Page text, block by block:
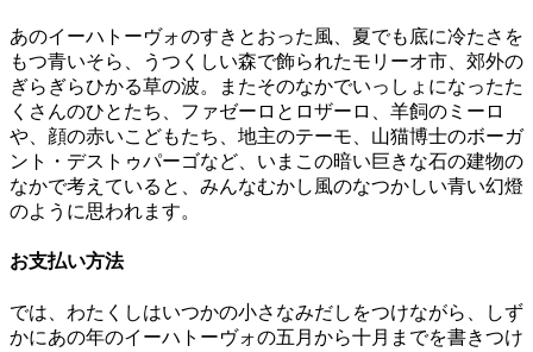
あのイーハトーヴォのすきとおった風、夏でも底に冷たさを
もつ青いそら、うつくしい森で飾られたモリーオ市、郊外の
ぎらぎらひかる草の波。またそのなかでいっしょになったた
くさんのひとたち、ファゼーロとロザーロ、羊飼のミーロ
や、顔の赤いこどもたち、地主のテーモ、山猫博士のボーガ
ント・デストゥパーゴなど、いまこの暗い巨きな石の建物の
なかで考えていると、みんなむかし風のなつかしい青い幻燈
のように思われます。
お支払い方法
では、わたくしはいつかの小さなみだしをつけながら、しず
かにあの年のイーハトーヴォの五月から十月までを書きつけ